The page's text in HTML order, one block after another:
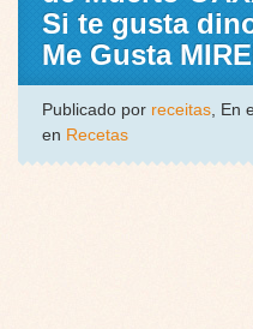
Si te gusta
Me Gusta
Publicado por receitas, En
en Recetas